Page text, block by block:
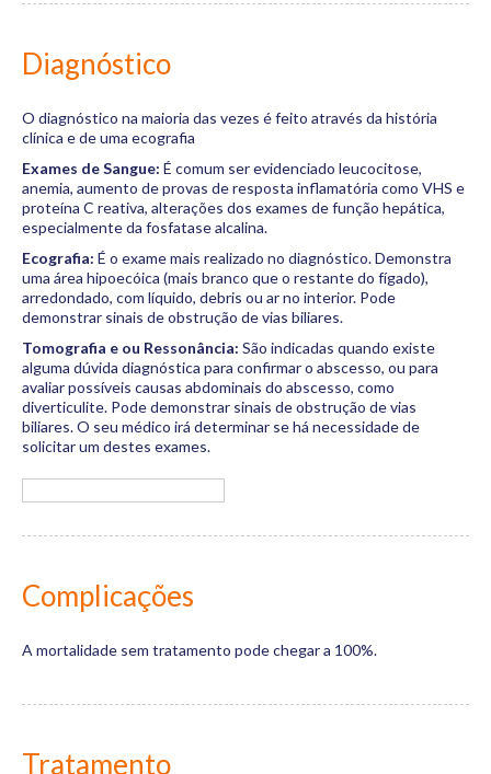
Diagnóstico
O diagnóstico na maioria das vezes é feito através da história
clínica e de uma ecografia
Exames de Sangue: É comum ser evidenciado leucocitose,
anemia, aumento de provas de resposta inflamatória como VHS e
proteína C reativa, alterações dos exames de função hepática,
especialmente da fosfatase alcalina.
Ecografia: É o exame mais realizado no diagnóstico. Demonstra
uma área hipoecóica (mais branco que o restante do fígado),
arredondado, com líquido, debris ou ar no interior. Pode
demonstrar sinais de obstrução de vias biliares.
Tomografia e ou Ressonância: São indicadas quando existe
alguma dúvida diagnóstica para confirmar o abscesso, ou para
avaliar possíveis causas abdominais do abscesso, como
diverticulite. Pode demonstrar sinais de obstrução de vias
biliares. O seu médico irá determinar se há necessidade de
solicitar um destes exames.
Complicações
A mortalidade sem tratamento pode chegar a 100%.
Tratamento